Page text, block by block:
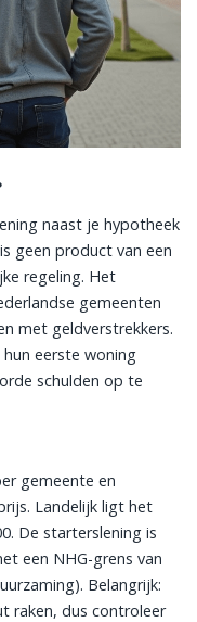
naast je hypotheek
geen product van een
regeling. Het
gemeenten
met geldverstrekkers.
eerste woning
schulden op te
gemeente en
Landelijk ligt het
De starterslening is
een NHG-grens van
Belangrijk:
raken, dus controleer